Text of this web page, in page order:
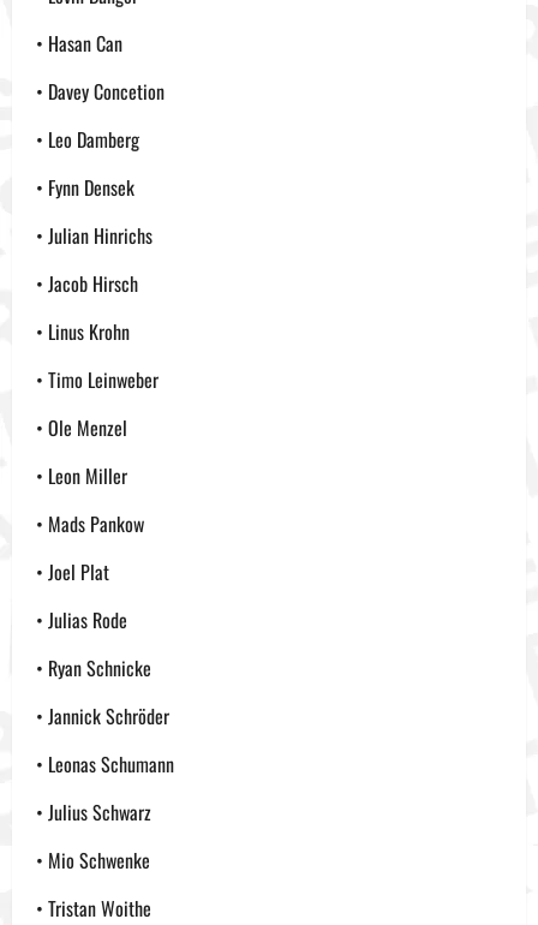
• Hasan Can
• Davey Concetion
• Leo Damberg
• Fynn Densek
• Julian Hinrichs
• Jacob Hirsch
• Linus Krohn
• Timo Leinweber
• Ole Menzel
• Leon Miller
• Mads Pankow
• Joel Plat
• Julias Rode
• Ryan Schnicke
• Jannick Schröder
• Leonas Schumann
• Julius Schwarz
• Mio Schwenke
• Tristan Woithe